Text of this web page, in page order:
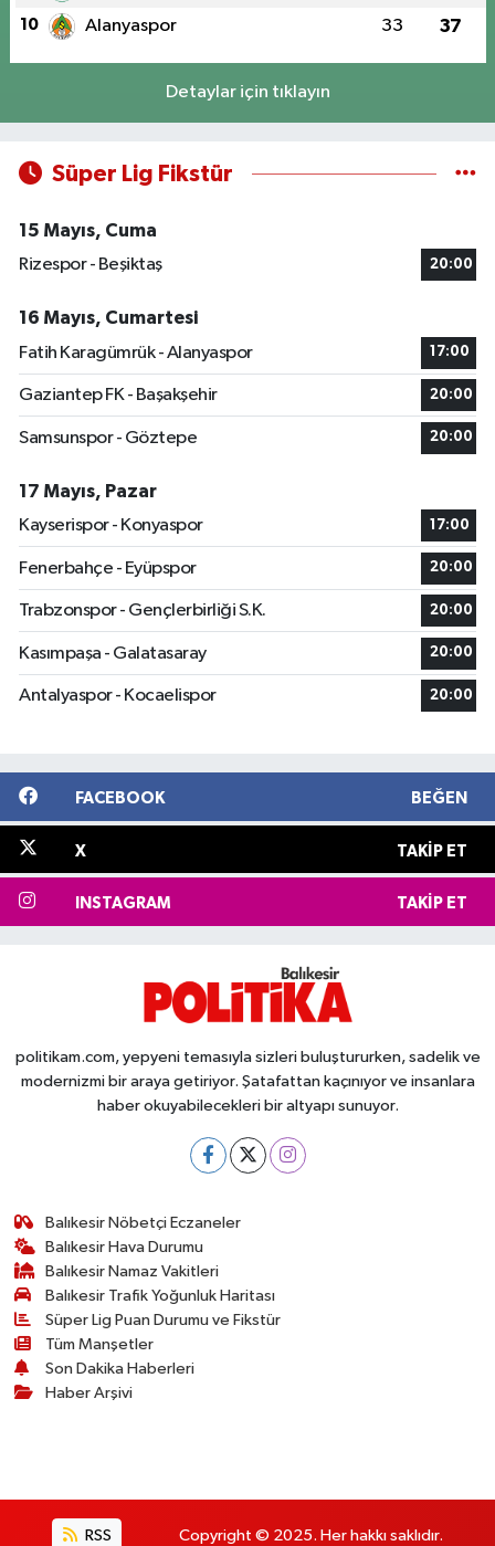
10 Alanyaspor 33 37
Detaylar için tıklayın
Süper Lig Fikstür
15 Mayıs, Cuma
Rizespor - Beşiktaş
20:00
16 Mayıs, Cumartesi
Fatih Karagümrük - Alanyaspor
17:00
Gaziantep FK - Başakşehir 20:00
Samsunspor - Göztepe 20:00
17 Mayıs, Pazar
Kayserispor - Konyaspor
17:00
Fenerbahçe - Eyüpspor 20:00
Trabzonspor - Gençlerbirliği S.K. 20:00
Kasımpaşa - Galatasaray 20:00
Antalyaspor - Kocaelispor 20:00
FACEBOOK BEĞEN
X TAKIP ET
INSTAGRAM TAKIP ET
politikam.com, yepyeni temasıyla sizleri buluştururken, sadelik ve
modernizmi bir araya getiriyor. Şatafattan kaçınıyor ve insanlara
haber okuyabilecekleri bir altyapı sunuyor.
Balıkesir Nöbetçi Eczaneler
Balıkesir Hava Durumu
Balıkesir Namaz Vakitleri
Balıkesir Trafik Yoğunluk Haritası
Süper Lig Puan Durumu ve Fikstür
Tüm Manşetler
Son Dakika Haberleri
Haber Arşivi
RSS Copyright © 2025. Her hakkı saklıdır.